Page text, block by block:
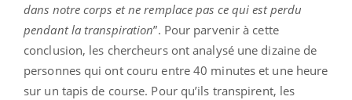
dans notre corps et ne remplace pas ce qui est perdu
pendant la transpiration”. Pour parvenir à cette
conclusion, les chercheurs ont analysé une dizaine de
personnes qui ont couru entre 40 minutes et une heure
sur un tapis de course. Pour qu’ils transpirent, les